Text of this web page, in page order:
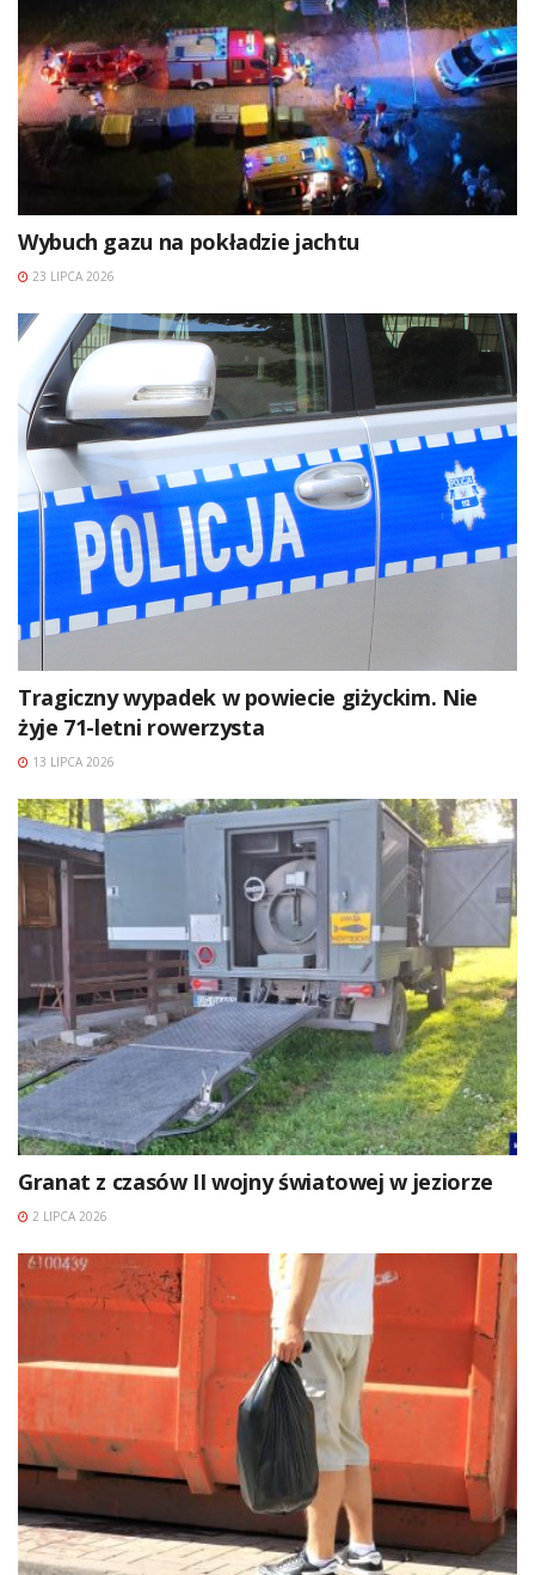
Wybuch gazu na pokładzie jachtu
23 LIPCA 2026
Tragiczny wypadek w powiecie giżyckim. Nie
żyje 71-letni rowerzysta
13 LIPCA 2026
Granat z czasów II wojny światowej w jeziorze
2 LIPCA 2026